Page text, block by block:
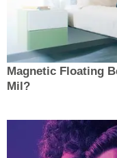
Magnetic Floating
Mil?